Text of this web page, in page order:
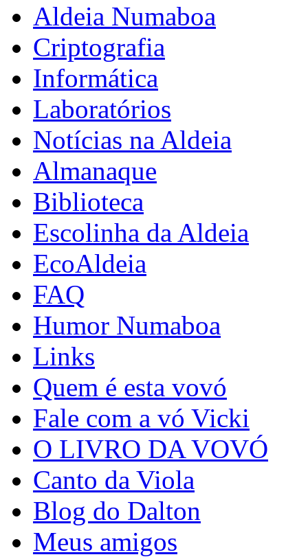
Aldeia Numaboa
Criptografia
Informática
Laboratórios
Notícias na Aldeia
Almanaque
Biblioteca
Escolinha da Aldeia
EcoAldeia
FAQ
Humor Numaboa
Links
Quem é esta vovó
Fale com a vó Vicki
O LIVRO DA VOVÓ
Canto da Viola
Blog do Dalton
Meus amigos